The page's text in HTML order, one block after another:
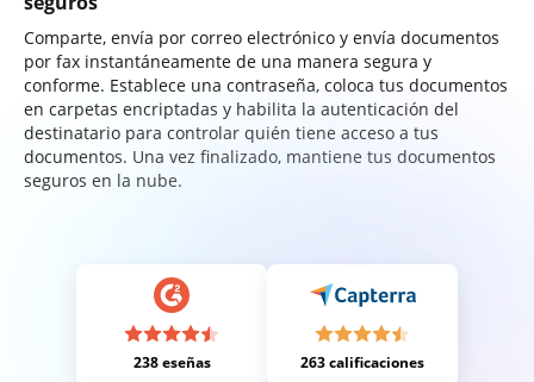
Comparte, envía por correo electrónico y envía documentos
por fax instantáneamente de una manera segura y
conforme. Establece una contraseña, coloca tus documentos
en carpetas encriptadas y habilita la autenticación del
destinatario para controlar quién tiene acceso a tus
documentos. Una vez finalizado, mantiene tus documentos
seguros en la nube.
238 eseñas 263 calificaciones